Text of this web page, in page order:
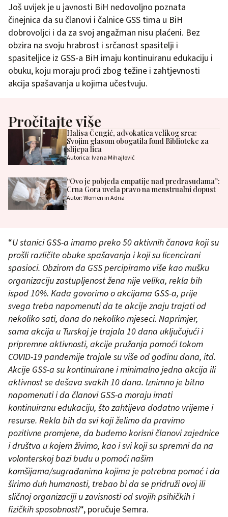
Još uvijek je u javnosti BiH nedovoljno poznata
činejnica da su članovi i čalnice GSS tima u BiH
dobrovoljci i da za svoj angažman nisu plaćeni. Bez
obzira na svoju hrabrost i srčanost spasitelji i
spasiteljice iz GSS-a BiH imaju kontinuiranu edukaciju i
obuku, koju moraju proći zbog težine i zahtjevnosti
akcija spašavanja u kojima učestvuju.
Pročitajte više
Halisa Čengić, advokatica velikog srca:
Svojim glasom obogatila fond Biblioteke za
slijepa lica
Autorica: Ivana Mihajlović
“Ovo je pobjeda empatije nad predrasudama”:
Crna Gora uvela pravo na menstrualni dopust
Autor: Women in Adria
“U stanici GSS-a imamo preko 50 aktivnih čanova koji su
prošli različite obuke spašavanja i koji su licencirani
spasioci. Obzirom da GSS percipiramo više kao mušku
organizaciju zastupljenost žena nije velika, rekla bih
ispod 10%. Kada govorimo o akcijama GSS-a, prije
svega treba napomenuti da te akcije znaju trajati od
nekoliko sati, dana do nekoliko mjeseci. Naprimjer,
sama akcija u Turskoj je trajala 10 dana uključujući i
pripremne aktivnosti, akcije pružanja pomoći tokom
COVID-19 pandemije trajale su više od godinu dana, itd.
Akcije GSS-a su kontinuirane i minimalno jedna akcija ili
aktivnost se dešava svakih 10 dana. Iznimno je bitno
napomenuti i da članovi GSS-a moraju imati
kontinuiranu edukaciju, što zahtijeva dodatno vrijeme i
resurse. Rekla bih da svi koji želimo da pravimo
pozitivne promjene, da budemo korisni članovi zajednice
i društva u kojem živimo, kao i svi koji su spremni da na
volonterskoj bazi budu u pomoći našim
komšijama/sugrađanima kojima je potrebna pomoć i da
širimo duh humanosti, trebao bi da se pridruži ovoj ili
sličnoj organizaciji u zavisnosti od svojih psihičkih i
fizičkih sposobnosti“, poručuje Semra.